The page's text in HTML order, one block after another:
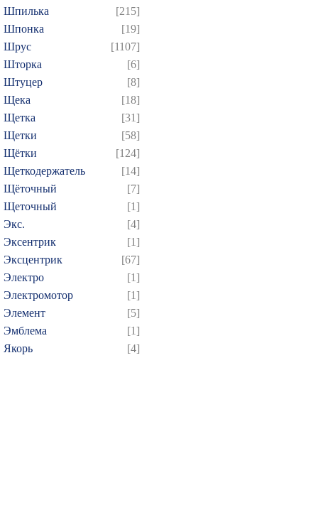
Шпилька
[215]
Шпонка
[19]
Шрус
[1107]
Шторка
[6]
Штуцер
[8]
Щека
[18]
Щетка
[31]
Щетки
[58]
Щётки
[124]
Щеткодержатель
[14]
Щёточный
[7]
Щеточный
[1]
Экс.
[4]
Эксентрик
[1]
Эксцентрик
[67]
Электро
[1]
Электромотор
[1]
Элемент
[5]
Эмблема
[1]
Якорь
[4]